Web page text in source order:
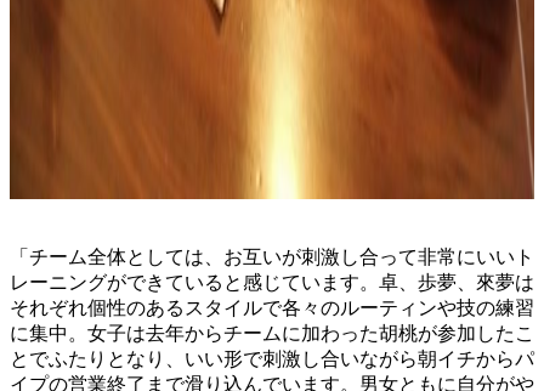
「チーム全体としては、お互いが刺激し合って非常にいいト
レーニングができていると感じています。卓、歩夢、來夢は
それぞれ個性のあるスタイルで各々のルーティンや技の練習
に集中。女子は去年からチームに加わった胡桃が参加したこ
とでふたりとなり、いい形で刺激し合いながら朝イチからパ
イプの営業終了まで滑り込んでいます。男女ともに自分がや